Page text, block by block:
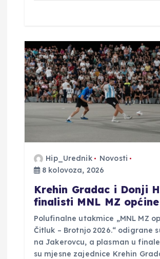
Hip_Urednik
Novosti
8 kolovoza, 2026
Krehin Gradac i Donji
finalisti MNL MZ
Polufinalne utakmice „MNL MZ
Čitluk – Brotnjo 2026.“ odigrane
na Jakerovcu, a plasman u
su mjesne zajednice Krehin